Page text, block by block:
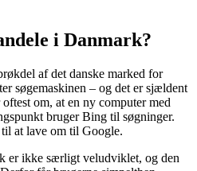
i Danmark?
af det danske marked for
søgemaskinen – og det er sjældent
om, at en ny computer med
bruger Bing til søgninger.
at lave om til Google.
er ikke særligt veludviklet, og den